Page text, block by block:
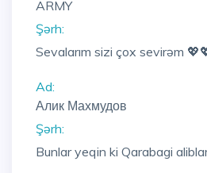
ARMY
Şərh:
Sevalarım sizi çox sevirəm
Ad:
Алик Махмудов
Şərh:
Bunlar yeqin ki Qarabagi